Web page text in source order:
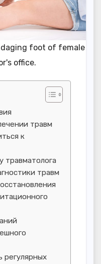
foot of female
office.
травм
к
травматолога
травм
регулярных